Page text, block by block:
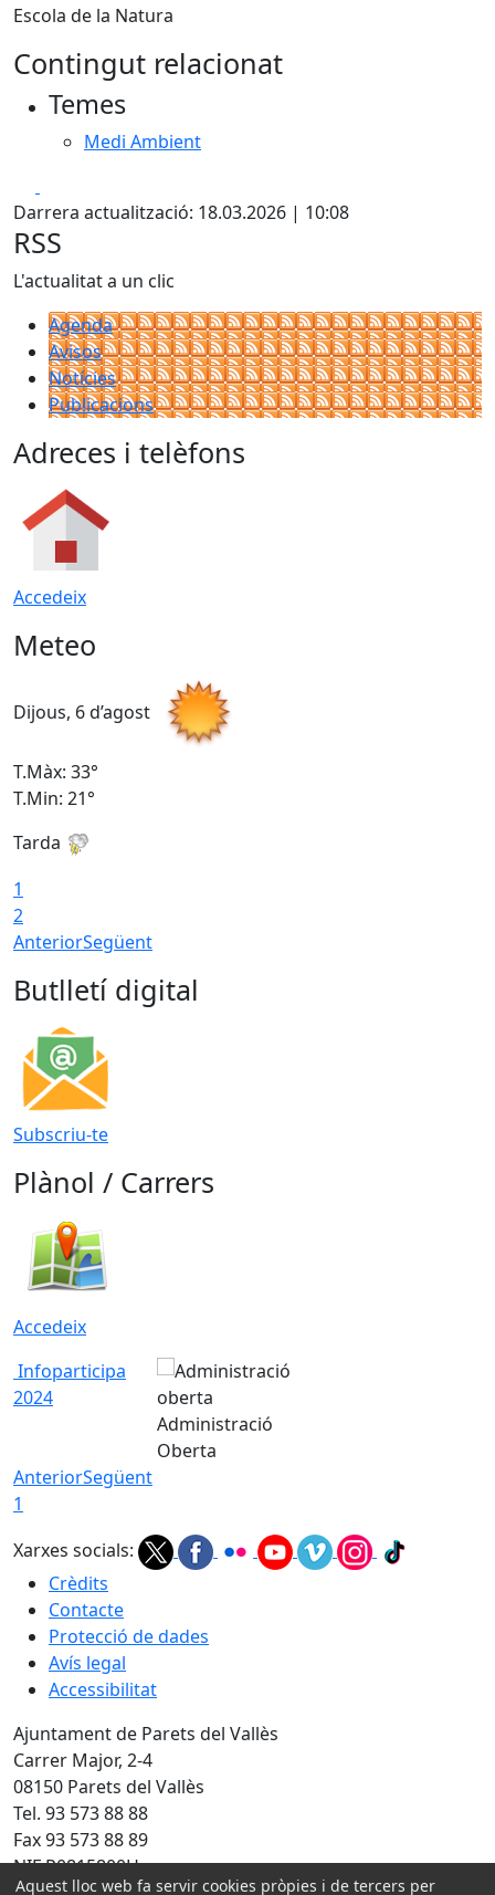
Escola de la Natura
Contingut relacionat
Temes
Medi Ambient
Darrera actualització: 18.03.2026 | 10:08
RSS
L'actualitat a un clic
Agenda
Avisos
Notícies
Publicacions
Adreces i telèfons
Accedeix
Meteo
Dijous, 6 d’agost
T.Màx: 33°
T.Min: 21°
Tarda
1
2
AnteriorSegüent
Butlletí digital
Subscriu-te
Plànol / Carrers
Accedeix
Infoparticipa
2024
Administració
Oberta
AnteriorSegüent
1
Xarxes socials:
Crèdits
Contacte
Protecció de dades
Avís legal
Accessibilitat
Ajuntament de Parets del Vallès
Carrer Major, 2-4
08150 Parets del Vallès
Tel. 93 573 88 88
Fax 93 573 88 89
NIF P0815800H
Aquest lloc web fa servir cookies pròpies i de tercers per